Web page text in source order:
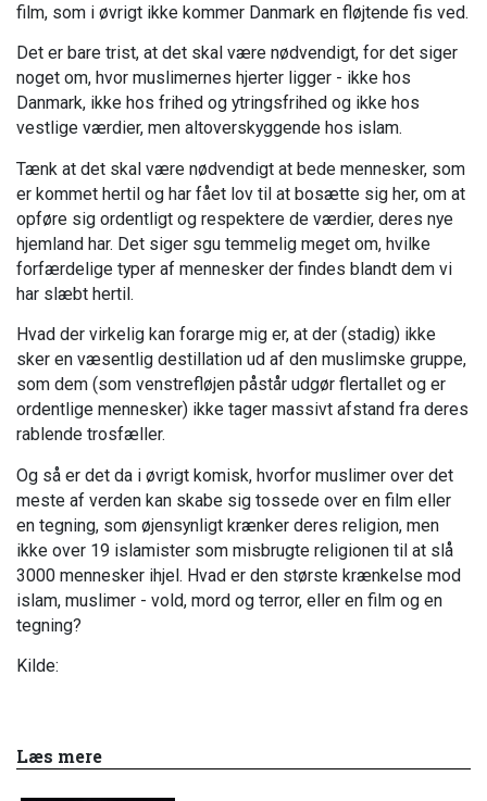
film, som i øvrigt ikke kommer Danmark en fløjtende fis ved.
Det er bare trist, at det skal være nødvendigt, for det siger
noget om, hvor muslimernes hjerter ligger - ikke hos
Danmark, ikke hos frihed og ytringsfrihed og ikke hos
vestlige værdier, men altoverskyggende hos islam.
Tænk at det skal være nødvendigt at bede mennesker, som
er kommet hertil og har fået lov til at bosætte sig her, om at
opføre sig ordentligt og respektere de værdier, deres nye
hjemland har. Det siger sgu temmelig meget om, hvilke
forfærdelige typer af mennesker der findes blandt dem vi
har slæbt hertil.
Hvad der virkelig kan forarge mig er, at der (stadig) ikke
sker en væsentlig destillation ud af den muslimske gruppe,
som dem (som venstrefløjen påstår udgør flertallet og er
ordentlige mennesker) ikke tager massivt afstand fra deres
rablende trosfæller.
Og så er det da i øvrigt komisk, hvorfor muslimer over det
meste af verden kan skabe sig tossede over en film eller
en tegning, som øjensynligt krænker deres religion, men
ikke over 19 islamister som misbrugte religionen til at slå
3000 mennesker ihjel. Hvad er den største krænkelse mod
islam, muslimer - vold, mord og terror, eller en film og en
tegning?
Kilde:
Læs mere